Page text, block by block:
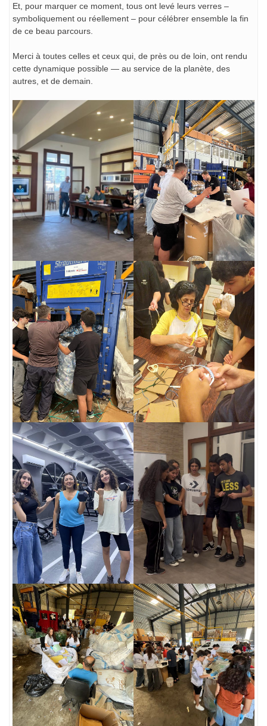
Et, pour marquer ce moment, tous ont levé leurs verres –
symboliquement ou réellement – pour célébrer ensemble la fin
de ce beau parcours.
Merci à toutes celles et ceux qui, de près ou de loin, ont rendu
cette dynamique possible — au service de la planète, des
autres, et de demain.